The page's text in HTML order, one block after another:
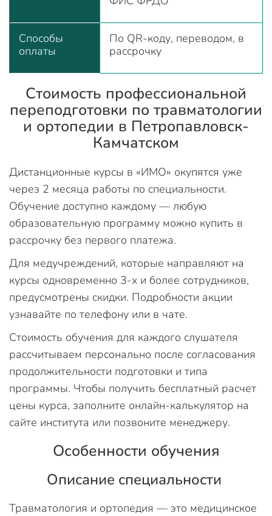
Способы
оплаты
По QR-коду, переводом, в
рассрочку
Стоимость профессиональной
переподготовки по травматологии
и ортопедии в Петропавловск-
Камчатском
Дистанционные курсы в «ИМО» окупятся уже
через 2 месяца работы по специальности.
Обучение доступно каждому — любую
образовательную программу можно купить в
рассрочку без первого платежа.
Для медучреждений, которые направляют на
курсы одновременно 3-х и более сотрудников,
предусмотрены скидки. Подробности акции
узнавайте по телефону или в чате.
Стоимость обучения для каждого слушателя
рассчитываем персонально после согласования
продолжительности подготовки и типа
программы. Чтобы получить бесплатный расчет
цены курса, заполните онлайн-калькулятор на
сайте института или позвоните менеджеру.
Особенности обучения
Описание специальности
Травматология и ортопедия — это медицинское